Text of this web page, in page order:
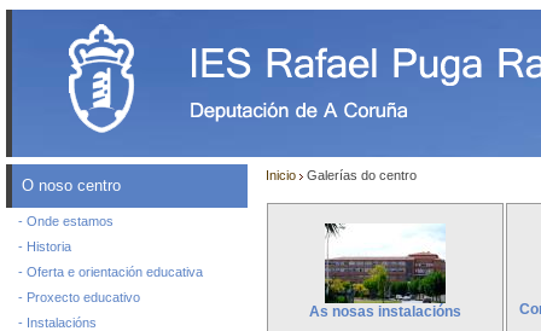
O noso centro
- Onde estamos
- Historia
- Oferta e orientación educativa
- Proxecto educativo
- Instalacións
Inicio Galerías do centro
As nosas instalacións